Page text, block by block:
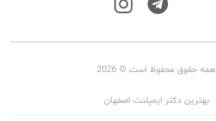
همه حقوق محفوظ است © 2026
بهترین دکتر ایمپلنت اصفهان